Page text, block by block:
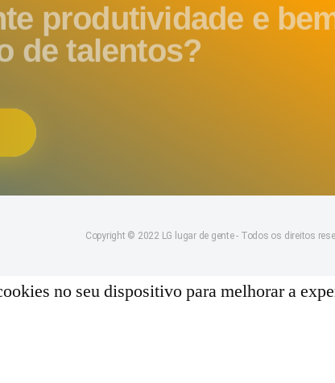
produtividade e
de talentos?
Copyright © 2022 LG lugar de gente - Todos os direitos
no seu dispositivo para melhorar a